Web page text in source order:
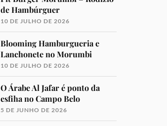
de Hambúrguer
10 DE JULHO DE 2026
Blooming Hamburgueria e
Lanchonete no Morumbi
10 DE JULHO DE 2026
O Árabe Al Jafar é ponto da
esfiha no Campo Belo
5 DE JUNHO DE 2026